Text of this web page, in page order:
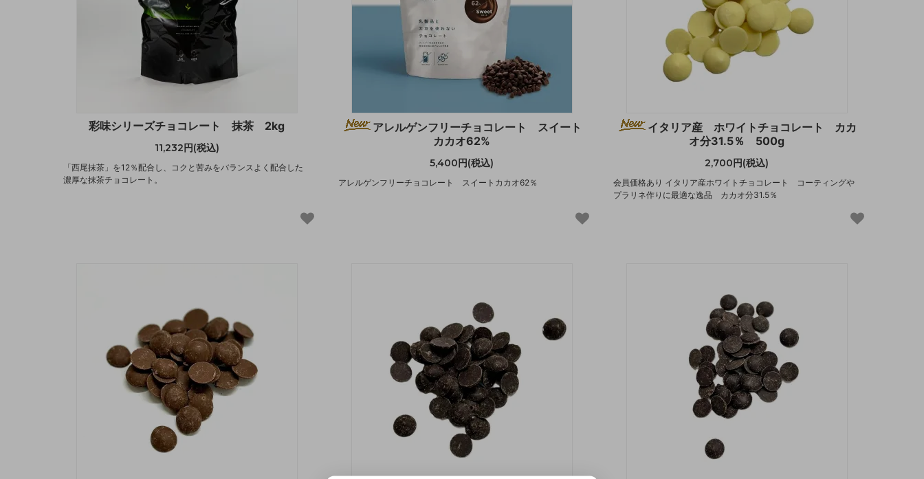
彩味シリーズチョコレート 抹茶 2kg
11,232円(税込)
「西尾抹茶」を12％配合し、コクと苦みをバランスよく配合した
濃厚な抹茶チョコレート。
アレルゲンフリーチョコレート スイート
カカオ62%
5,400円(税込)
アレルゲンフリーチョコレート スイートカカオ62％
イタリア産 ホワイトチョコレート カカ
オ分31.5％ 500g
2,700円(税込)
会員価格あり イタリア産ホワイトチョコレート コーティングや
プラリネ作りに最適な逸品 カカオ分31.5％